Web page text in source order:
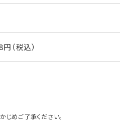
（税込）
めご了承ください。